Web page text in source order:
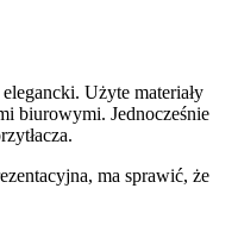
Użyte materiały
biurowymi. Jednocześnie
ma sprawić, że